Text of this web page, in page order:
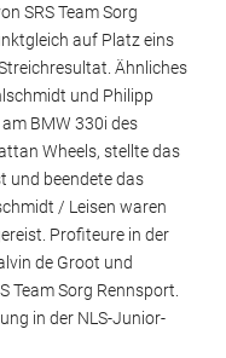
SRS Team Sorg
auf Platz eins
Ähnliches
und Philipp
BMW 330i des
Wheels, stellte das
und beendete das
/ Leisen waren
Profiteure in der
de Groot und
Team Sorg Rennsport.
in der NLS-Junior-